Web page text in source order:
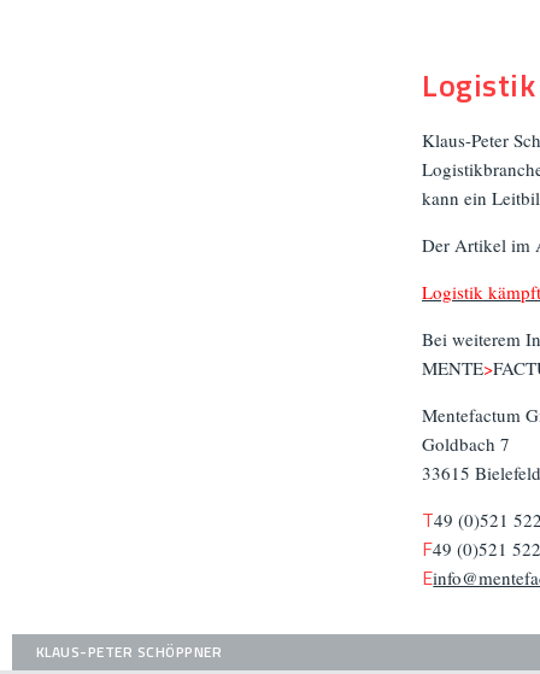
Klaus-Peter
kann ein
Der Artikel im
Logistik
Bei weiterem
MENTE>
Mentefactum
Goldbach 7
33615 Bielefeld
T49 (0)521
F49 (0)521
E
KLAUS-PETER SCHÖPPNER